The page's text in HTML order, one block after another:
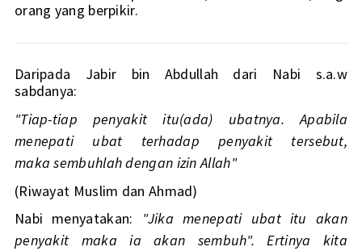
orang yang berpikir.
Daripada Jabir bin Abdullah dari Nabi s.a.w
sabdanya:
"Tiap-tiap penyakit itu(ada) ubatnya. Apabila
menepati ubat terhadap penyakit tersebut,
maka sembuhlah dengan izin Allah"
(Riwayat Muslim dan Ahmad)
Nabi menyatakan: "Jika menepati ubat itu akan
penyakit maka ia akan sembuh". Ertinya kita